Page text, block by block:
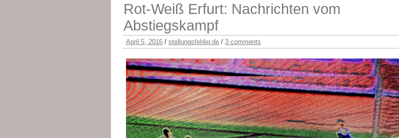
Rot-Weiß Erfurt: Nachrichten vom
Abstiegskampf
April 5, 2016 / stellungsfehler.de / 3 comments